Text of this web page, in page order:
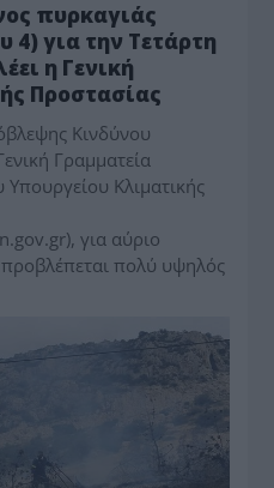
πυρκαγιάς
4) για την Τετάρτη
η Γενική
Προστασίας
Κινδύνου
Γραμματεία
Κλιματικής
για αύριο
πολύ υψηλός